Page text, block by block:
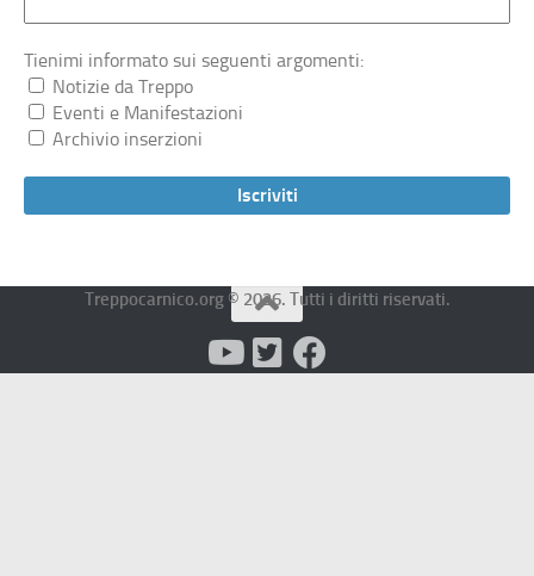
Tienimi informato sui seguenti argomenti:
Notizie da Treppo
Eventi e Manifestazioni
Archivio inserzioni
Treppocarnico.org © 2026. Tutti i diritti riservati.